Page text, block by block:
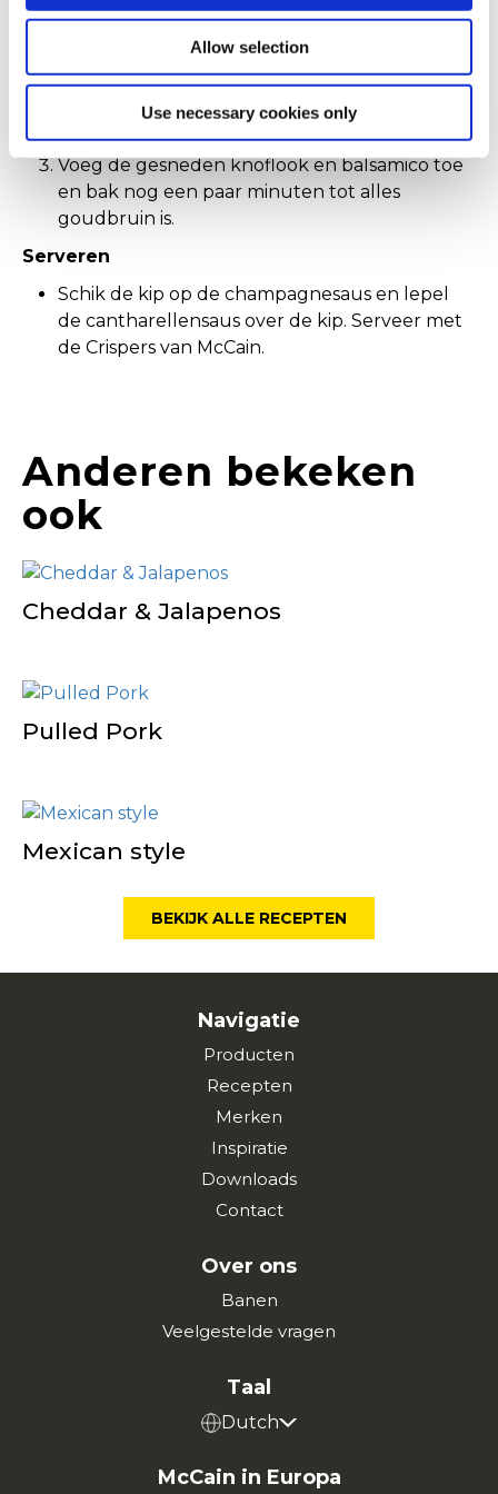
Allow selection
Use necessary cookies only
Voeg aan de achtergebleven jus in de
braadslede room en een beetje boter toe.
Verhit olie in een wok of pan op middelhoog
vuur. Bak de sjalotten en cantharellen, breng
Voeg de gesneden knoflook en balsamico toe
en bak nog een paar minuten tot alles
goudbruin is.
Serveren
Schik de kip op de champagnesaus en lepel
de cantharellensaus over de kip. Serveer met
de Crispers van McCain.
Anderen bekeken
ook
Cheddar & Jalapenos
Pulled Pork
Mexican style
BEKIJK ALLE RECEPTEN
Navigatie
Producten
Recepten
Merken
Inspiratie
Downloads
Contact
Over ons
Banen
Veelgestelde vragen
Taal
Dutch
McCain in Europa